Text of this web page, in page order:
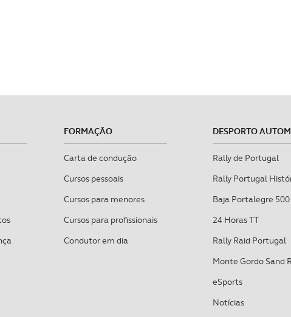
FORMAÇÃO
Carta de condução
Cursos pessoais
Cursos para menores
Cursos para profissionais
Condutor em dia
DESPORTO
Rally de Portugal
Rally Portugal
Baja Portalegre 500
24 Horas TT
Rally Raid Portugal
Monte Gordo Sand
eSports
Notícias